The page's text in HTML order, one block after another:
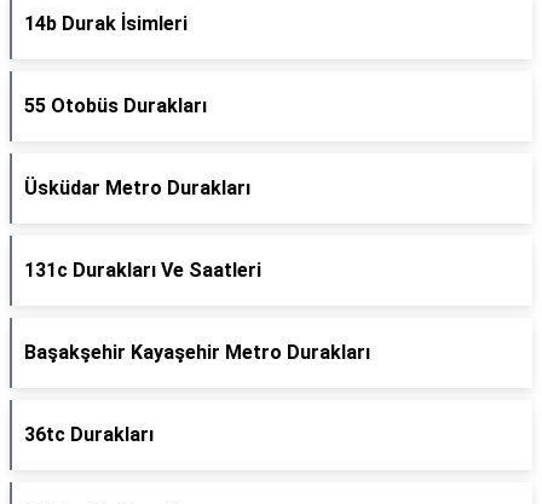
14b Durak İsimleri
55 Otobüs Durakları
Üsküdar Metro Durakları
131c Durakları Ve Saatleri
Başakşehir Kayaşehir Metro Durakları
36tc Durakları